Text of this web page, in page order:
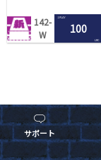
サポート
142-
W
1 PLAY
100
LRC